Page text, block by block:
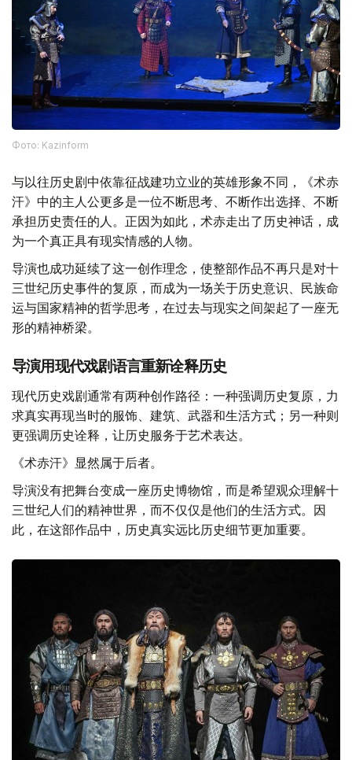
Фото: Kazinform
与以往历史剧中依靠征战建功立业的英雄形象不同，《术赤
汗》中的主人公更多是一位不断思考、不断作出选择、不断
承担历史责任的人。正因为如此，术赤走出了历史神话，成
为一个真正具有现实情感的人物。
导演也成功延续了这一创作理念，使整部作品不再只是对十
三世纪历史事件的复原，而成为一场关于历史意识、民族命
运与国家精神的哲学思考，在过去与现实之间架起了一座无
形的精神桥梁。
导演用现代戏剧语言重新诠释历史
现代历史戏剧通常有两种创作路径：一种强调历史复原，力
求真实再现当时的服饰、建筑、武器和生活方式；另一种则
更强调历史诠释，让历史服务于艺术表达。
《术赤汗》显然属于后者。
导演没有把舞台变成一座历史博物馆，而是希望观众理解十
三世纪人们的精神世界，而不仅仅是他们的生活方式。因
此，在这部作品中，历史真实远比历史细节更加重要。